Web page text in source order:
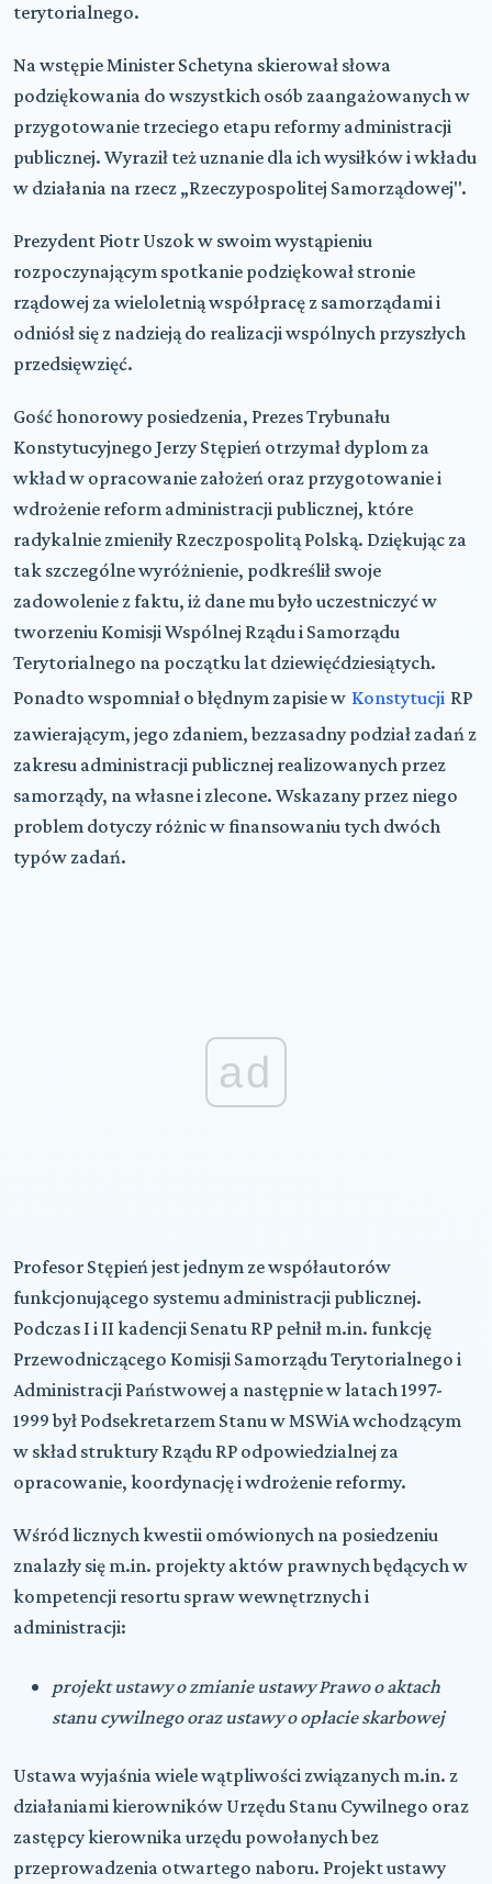
terytorialnego.
Na wstępie Minister Schetyna skierował słowa
podziękowania do wszystkich osób zaangażowanych w
przygotowanie trzeciego etapu reformy administracji
publicznej. Wyraził też uznanie dla ich wysiłków i wkładu
w działania na rzecz „Rzeczypospolitej Samorządowej".
Prezydent Piotr Uszok w swoim wystąpieniu
rozpoczynającym spotkanie podziękował stronie
rządowej za wieloletnią współpracę z samorządami i
odniósł się z nadzieją do realizacji wspólnych przyszłych
przedsięwzięć.
Gość honorowy posiedzenia, Prezes Trybunału
Konstytucyjnego Jerzy Stępień otrzymał dyplom za
wkład w opracowanie założeń oraz przygotowanie i
wdrożenie reform administracji publicznej, które
radykalnie zmieniły Rzeczpospolitą Polską. Dziękując za
tak szczególne wyróżnienie, podkreślił swoje
zadowolenie z faktu, iż dane mu było uczestniczyć w
tworzeniu Komisji Wspólnej Rządu i Samorządu
Terytorialnego na początku lat dziewięćdziesiątych.
Ponadto wspomniał o błędnym zapisie w Konstytucji RP
zawierającym, jego zdaniem, bezzasadny podział zadań z
zakresu administracji publicznej realizowanych przez
samorządy, na własne i zlecone. Wskazany przez niego
problem dotyczy różnic w finansowaniu tych dwóch
typów zadań.
ad
Profesor Stępień jest jednym ze współautorów
funkcjonującego systemu administracji publicznej.
Podczas I i II kadencji Senatu RP pełnił m.in. funkcję
Przewodniczącego Komisji Samorządu Terytorialnego i
Administracji Państwowej a następnie w latach 1997-
1999 był Podsekretarzem Stanu w MSWiA wchodzącym
w skład struktury Rządu RP odpowiedzialnej za
opracowanie, koordynację i wdrożenie reformy.
Wśród licznych kwestii omówionych na posiedzeniu
znalazły się m.in. projekty aktów prawnych będących w
kompetencji resortu spraw wewnętrznych i
administracji:
projekt ustawy o zmianie ustawy Prawo o aktach
stanu cywilnego oraz ustawy o opłacie skarbowej
Ustawa wyjaśnia wiele wątpliwości związanych m.in. z
działaniami kierowników Urzędu Stanu Cywilnego oraz
zastępcy kierownika urzędu powołanych bez
przeprowadzenia otwartego naboru. Projekt ustawy